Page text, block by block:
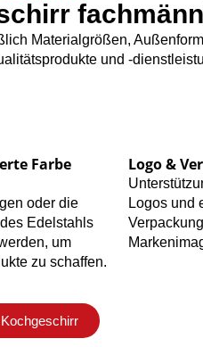
Materialgrößen,
und -
Farbe
oder die
Edelstahls
um
zu schaffen.
Logo &
Logos und